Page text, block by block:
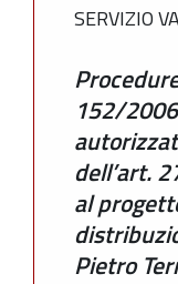
SERVIZIO
152/
dell’art.
al
Pietro